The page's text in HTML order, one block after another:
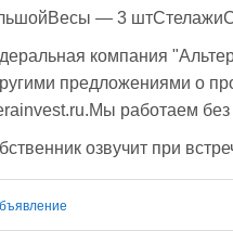
— 3
компания
предложениями о
озвучит при